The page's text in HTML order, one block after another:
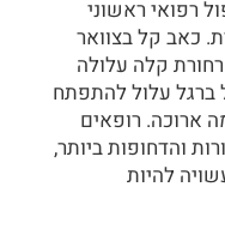
רפואי ראשוני
כאב קל בצוואר
קלה עלולה
ברגל עלול להתפתח
ארוכה. רופאים
והדחופות ביותר,
להיות